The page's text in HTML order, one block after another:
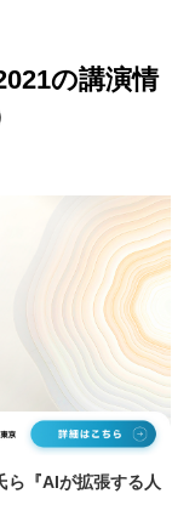
の講演情
ら『AIが拡張する人